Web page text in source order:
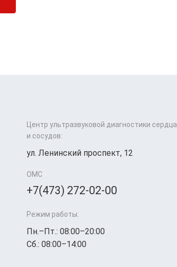
Центр ультразвуковой диагностики сердца
и сосудов:
ул. Ленинский проспект, 12
ОМС
+7(473) 272-02-00
Режим работы:
Пн.–Пт.: 08:00–20:00
Сб.: 08:00–14:00